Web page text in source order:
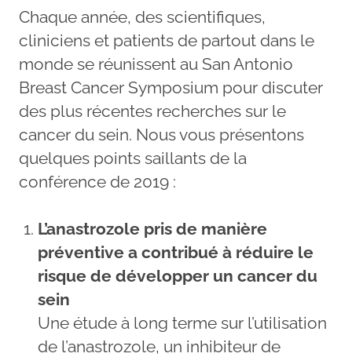
Chaque année, des scientifiques,
cliniciens et patients de partout dans le
monde se réunissent au San Antonio
Breast Cancer Symposium pour discuter
des plus récentes recherches sur le
cancer du sein. Nous vous présentons
quelques points saillants de la
conférence de 2019 :
L’anastrozole pris de manière
préventive a contribué à réduire le
risque de développer un cancer du
sein
Une étude à long terme sur l’utilisation
de l’anastrozole, un inhibiteur de